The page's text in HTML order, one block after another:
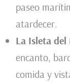
paseo
atardecer.
La Isleta
encanto,
comida y